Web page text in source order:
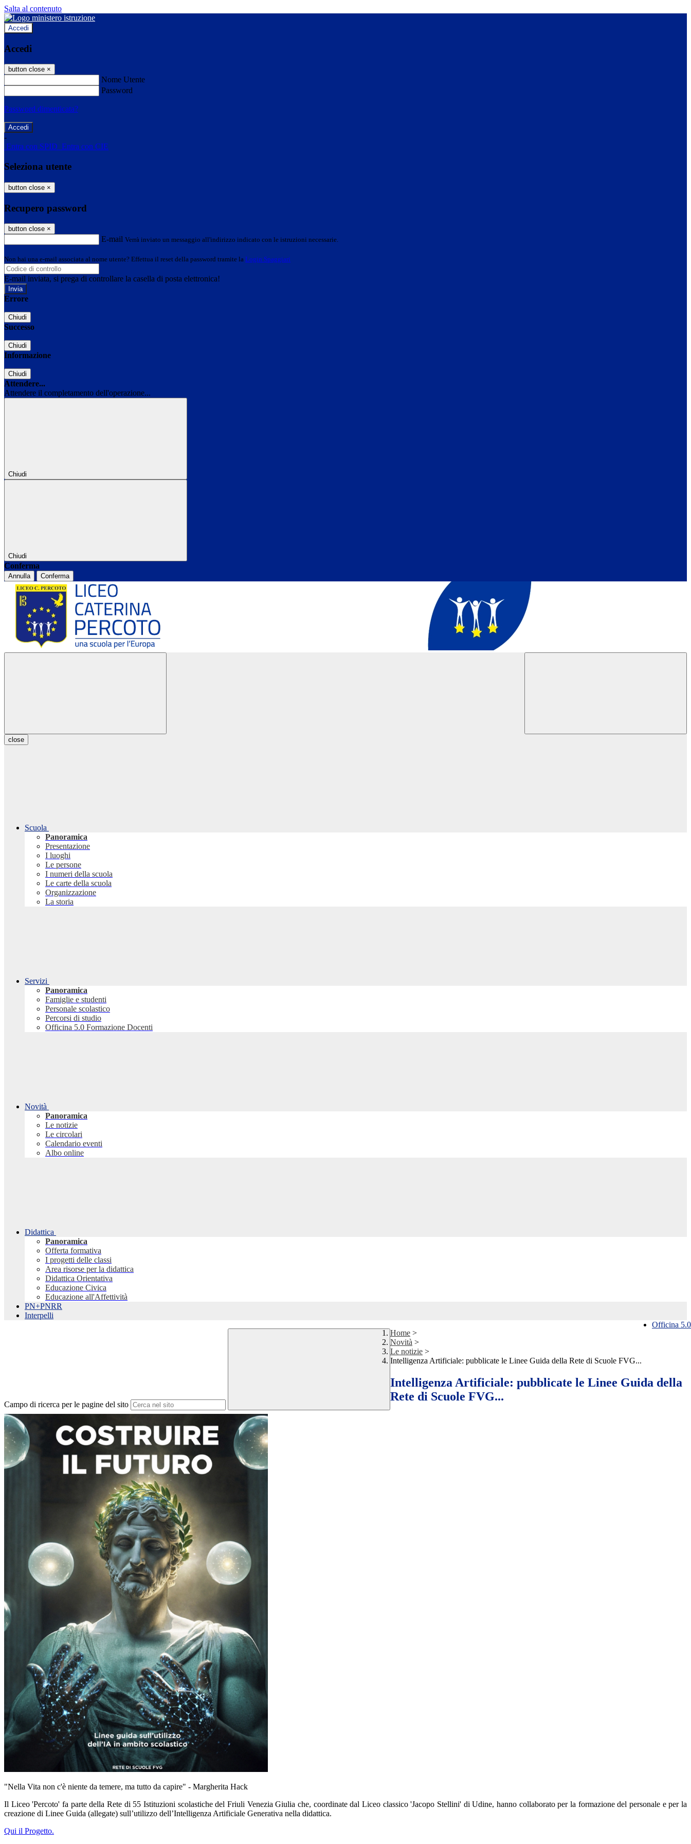
Salta al contenuto
Accedi
Accedi
button close ×
Nome Utente
Password
Password dimenticata?
-
Entra con SPID Entra con CIE
Seleziona utente
button close ×
Recupero password
button close ×
E-mail Verrà inviato un messaggio all'indirizzo indicato con le istruzioni necessarie.
Non hai una e-mail associata al nome utente? Effettua il reset della password tramite la Login Spaggiari
E-mail inviata, si prega di controllare la casella di posta elettronica!
Errore
Chiudi
Successo
Chiudi
Informazione
Chiudi
Attendere...
Attendere il completamento dell'operazione...
Chiudi
Chiudi
Conferma
Annulla Conferma
close
Scuola
Panoramica
Presentazione
I luoghi
Le persone
I numeri della scuola
Le carte della scuola
Organizzazione
La storia
Servizi
Panoramica
Famiglie e studenti
Personale scolastico
Percorsi di studio
Officina 5.0 Formazione Docenti
Novità
Panoramica
Le notizie
Le circolari
Calendario eventi
Albo online
Didattica
Panoramica
Offerta formativa
I progetti delle classi
Area risorse per la didattica
Didattica Orientativa
Educazione Civica
Educazione all'Affettività
PN+PNRR
Interpelli
Officina 5.0
Campo di ricerca per le pagine del sito
Home >
Novità >
Le notizie >
Intelligenza Artificiale: pubblicate le Linee Guida della Rete di Scuole FVG...
Intelligenza Artificiale: pubblicate le Linee Guida della
Rete di Scuole FVG...
"Nella Vita non c'è niente da temere, ma tutto da capire" - Margherita Hack
Il Liceo 'Percoto' fa parte della Rete di 55 Istituzioni scolastiche del Friuli Venezia Giulia che, coordinate dal Liceo classico 'Jacopo Stellini' di Udine, hanno collaborato per la formazione del personale e per la
creazione di Linee Guida (allegate) sull’utilizzo dell’Intelligenza Artificiale Generativa nella didattica.
Qui il Progetto.